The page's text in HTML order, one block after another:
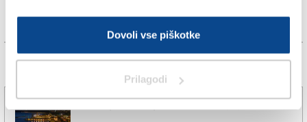
Dovoli vse piškotke
Prilagodi
Vročina je v današnji noči prehodno popustila